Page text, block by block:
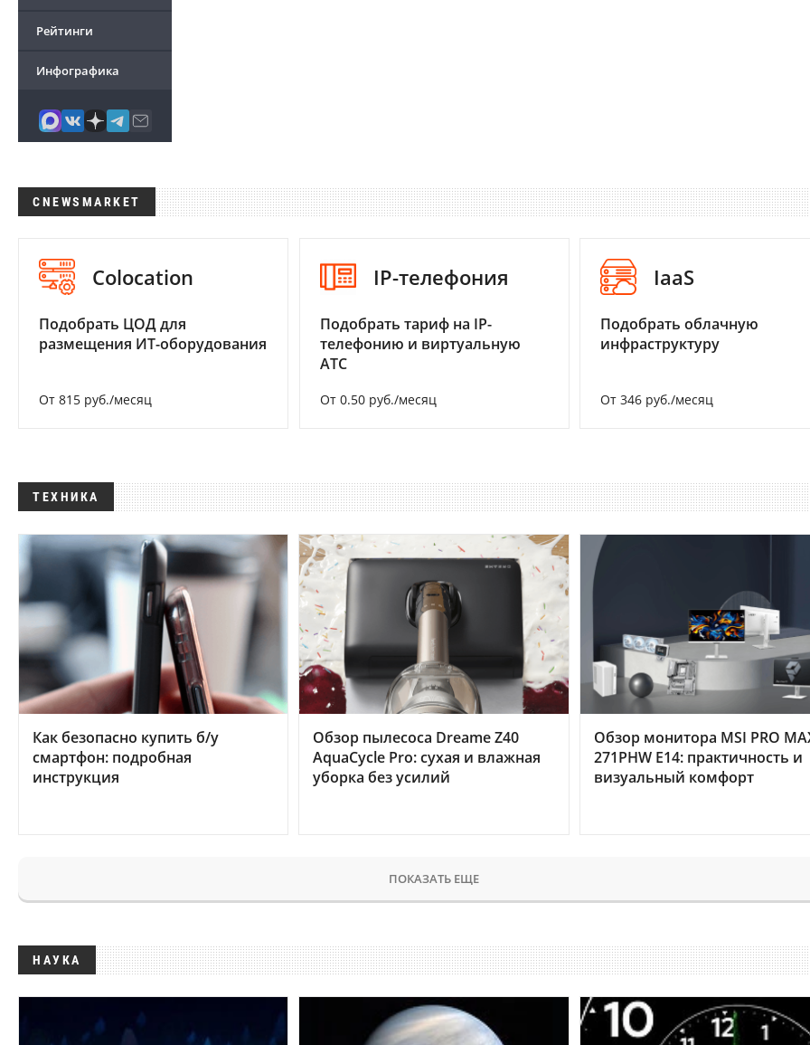
Рейтинги
Инфографика
CNEWSMARKET
Colocation
Подобрать ЦОД для
размещения ИТ-оборудования
От 815 руб./месяц
IP-телефония
Подобрать тариф на IP-
телефонию и виртуальную
АТС
От 0.50 руб./месяц
IaaS
Подобрать облачную
инфраструктуру
От 346 руб./месяц
ТЕХНИКА
Как безопасно купить б/у
смартфон: подробная
инструкция
Обзор пылесоса Dreame Z40
AquaCycle Pro: сухая и влажная
уборка без усилий
Обзор монитора MSI PRO
271PHW E14: практичность и
визуальный комфорт
ПОКАЗАТЬ ЕЩЕ
НАУКА